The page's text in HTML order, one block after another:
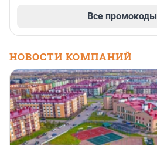
Все промокоды
НОВОСТИ КОМПАНИЙ